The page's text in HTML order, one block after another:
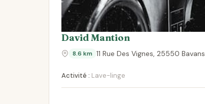
David Mantion
8.6 km 11 Rue Des Vignes, 25550 Bavans
Activité : Lave-linge